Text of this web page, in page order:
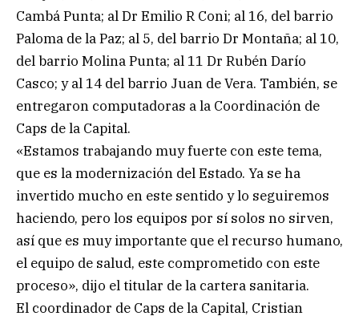
Cambá Punta; al Dr Emilio R Coni; al 16, del barrio
Paloma de la Paz; al 5, del barrio Dr Montaña; al 10,
del barrio Molina Punta; al 11 Dr Rubén Darío
Casco; y al 14 del barrio Juan de Vera. También, se
entregaron computadoras a la Coordinación de
Caps de la Capital.
«Estamos trabajando muy fuerte con este tema,
que es la modernización del Estado. Ya se ha
invertido mucho en este sentido y lo seguiremos
haciendo, pero los equipos por sí solos no sirven,
así que es muy importante que el recurso humano,
el equipo de salud, este comprometido con este
proceso», dijo el titular de la cartera sanitaria.
El coordinador de Caps de la Capital, Cristian